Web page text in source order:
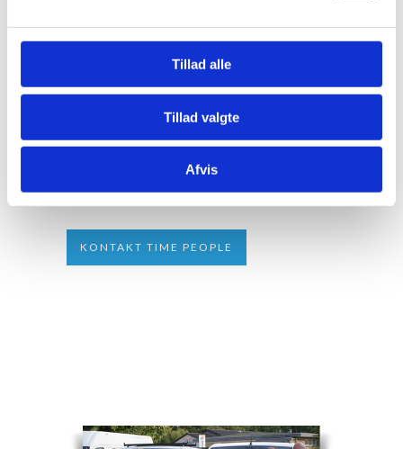
Tillad alle
Tillad valgte
Afvis
kan du altid være sikker på at Time People
Kvalitetssikring
Vi er fleksible og går langt for vores kunder.
KONTAKT TIME PEOPLE